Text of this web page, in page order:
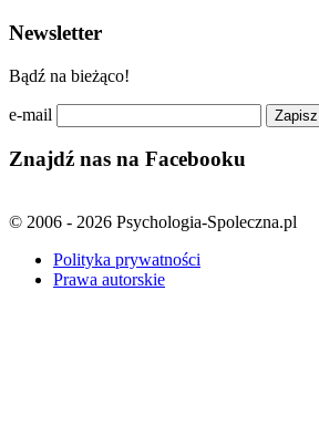
Newsletter
Bądź na bieżąco!
e-mail
Znajdź nas na Facebooku
© 2006 - 2026 Psychologia-Spoleczna.pl
Polityka prywatności
Prawa autorskie